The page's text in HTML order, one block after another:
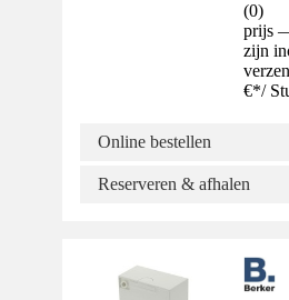
(0)
prijs
zijn
€*/
Online bestellen
Reserveren & afhalen